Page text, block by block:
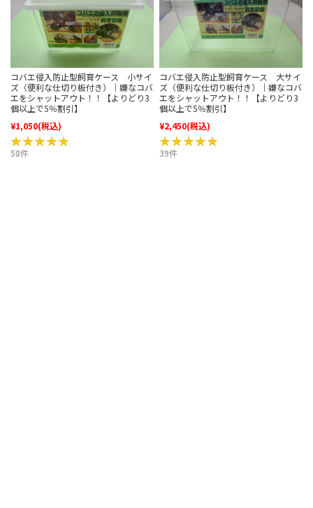
コバエ侵入防止型飼育ケース 小サイ
ズ（便利な仕切り板付き）｜嫌なコバ
エをシャットアウト！！【よりどり3
個以上で5％割引】
¥1,050(税込)
★★★★★
★★★★★
58件
コバエ侵入防止型飼育ケース 大サイ
ズ（便利な仕切り板付き）｜嫌なコバ
エをシャットアウト！！【よりどり3
個以上で5％割引】
¥2,450(税込)
★★★★★
★★★★★
39件